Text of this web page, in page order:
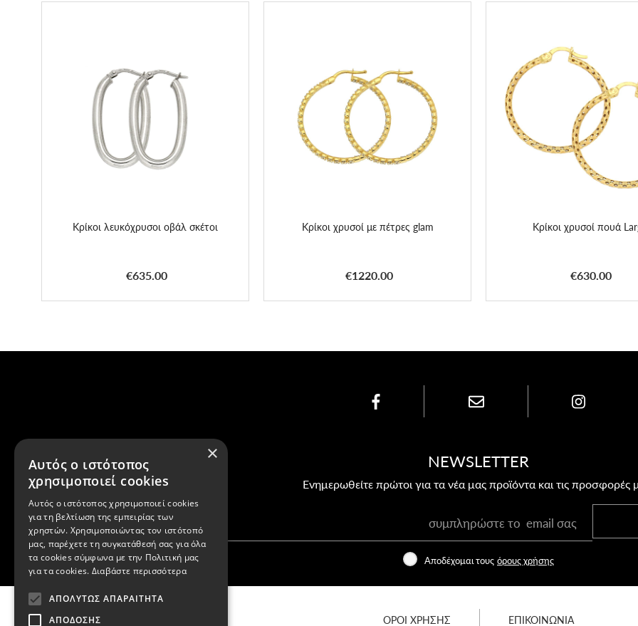
Κρίκοι λευκόχρυσοι οβάλ σκέτοι
€635.00
Κρίκοι χρυσοί με πέτρες glam
€1220.00
Κρίκοι χρυσοί πουά
€630.00
NEWSLETTER
Ενημερωθείτε πρώτοι για τα νέα μας προϊόντα και τις προσφορές
Αποδέχομαι τους όρους χρήσης
ΟΡΟΙ ΧΡΗΣΗΣ ΕΠΙΚΟΙΝΩΝΙΑ
×
Αυτός ο ιστότοπος
χρησιμοποιεί cookies
Αυτός ο ιστότοπος χρησιμοποιεί cookies
για τη βελτίωση της εμπειρίας των
χρηστών. Χρησιμοποιώντας τον ιστότοπό
μας, παρέχετε τη συγκατάθεσή σας για όλα
τα cookies σύμφωνα με την Πολιτική μας
για τα cookies. Διαβάστε περισσότερα
ΑΠΟΛΎΤΩΣ ΑΠΑΡΑΊΤΗΤΑ
ΑΠΌΔΟΣΗΣ